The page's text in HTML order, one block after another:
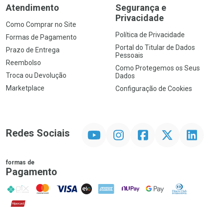
Atendimento
Como Comprar no Site
Formas de Pagamento
Prazo de Entrega
Reembolso
Troca ou Devolução
Marketplace
Segurança e
Privacidade
Política de Privacidade
Portal do Titular de Dados
Pessoais
Como Protegemos os Seus
Dados
Configuração de Cookies
Redes Sociais InstagramFacebookTwitter Linkedin
formas de
Pagamento
PIX MasterCard
VISA ELO AMEX NuPay Google PayDiners Club
Hipercard